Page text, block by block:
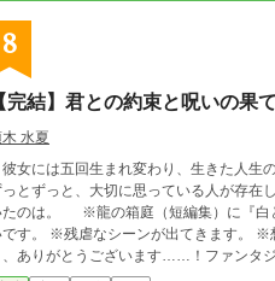
8
完結】君との約束と呪いの果て
水夏
女には五回生まれ変わり、生きた人生
ずっと、大切に思っている人が存在していた。 彼に逢いたい。 その気持ちを持ち続けたまま移り変
（短編集）に『白と黒』という名前で上げている物に加筆、変更を加えたものです。 ※ファンタジー要素強
す。 ※残虐なシーンが出てきます。 ※想像の産
ありがとうございます……！ファンタ